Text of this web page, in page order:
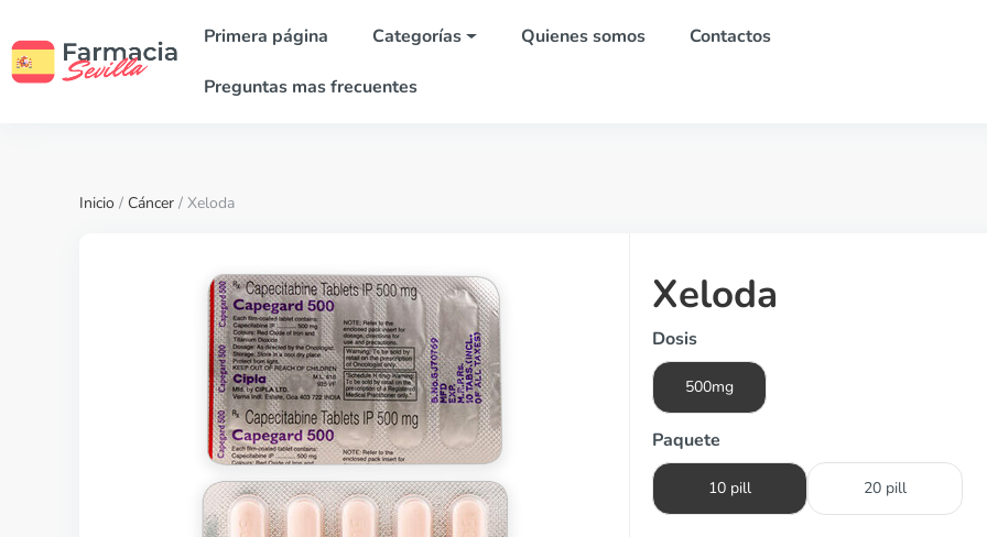
Primera página Categorías Quienes somos Contactos
Preguntas mas frecuentes
Inicio / Cáncer / Xeloda
Xeloda
Dosis
500mg
Paquete
10 pill 20 pill